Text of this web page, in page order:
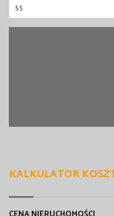
KALKULATOR